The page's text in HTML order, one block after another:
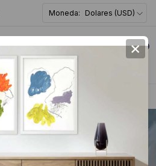
Moneda: Dolares (USD)
0
>
×